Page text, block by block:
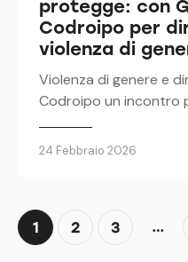
protegge: con
Codroipo per
violenza di
Violenza di genere e
Codroipo un incontro
24 Febbraio 2026
1 2 3 …
>